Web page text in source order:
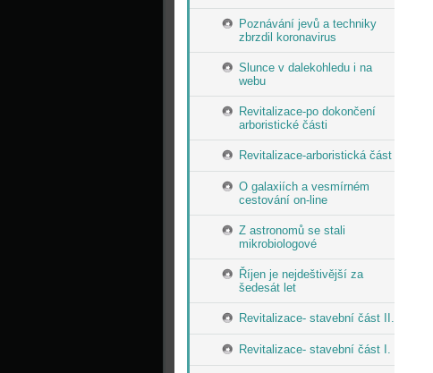
Poznávání jevů a techniky
zbrzdil koronavirus
Slunce v dalekohledu i na
webu
Revitalizace-po dokončení
arboristické části
Revitalizace-arboristická část
O galaxiích a vesmírném
cestování on-line
Z astronomů se stali
mikrobiologové
Říjen je nejdeštivější za
šedesát let
Revitalizace- stavební část II.
Revitalizace- stavební část I.